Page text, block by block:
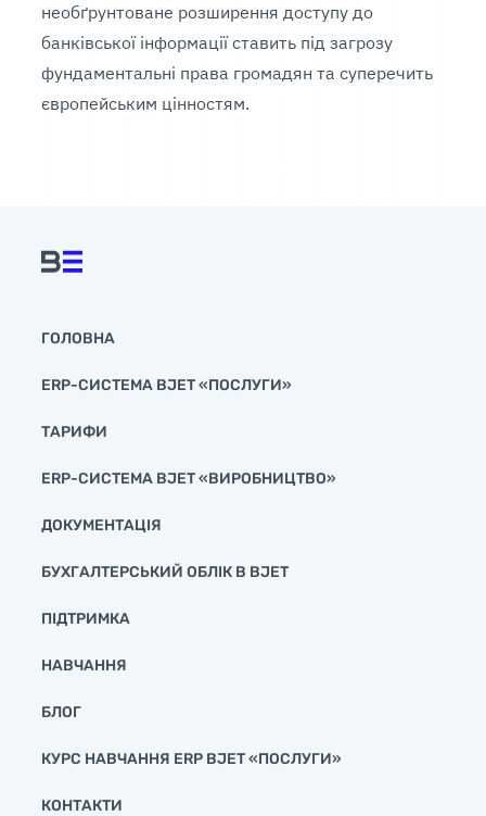
необґрунтоване розширення доступу до
банківської інформації ставить під загрозу
фундаментальні права громадян та суперечить
європейським цінностям.
ГОЛОВНА
ERP-СИСТЕМА BJET «ПОСЛУГИ»
ТАРИФИ
ERP-СИСТЕМА BJET «ВИРОБНИЦТВО»
ДОКУМЕНТАЦІЯ
БУХГАЛТЕРСЬКИЙ ОБЛІК В BJET
ПІДТРИМКА
НАВЧАННЯ
БЛОГ
КУРС НАВЧАННЯ ERP BJET «ПОСЛУГИ»
КОНТАКТИ